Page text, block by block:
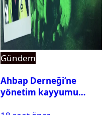
Gündem
Ahbap Derneği’ne
yönetim kayyumu